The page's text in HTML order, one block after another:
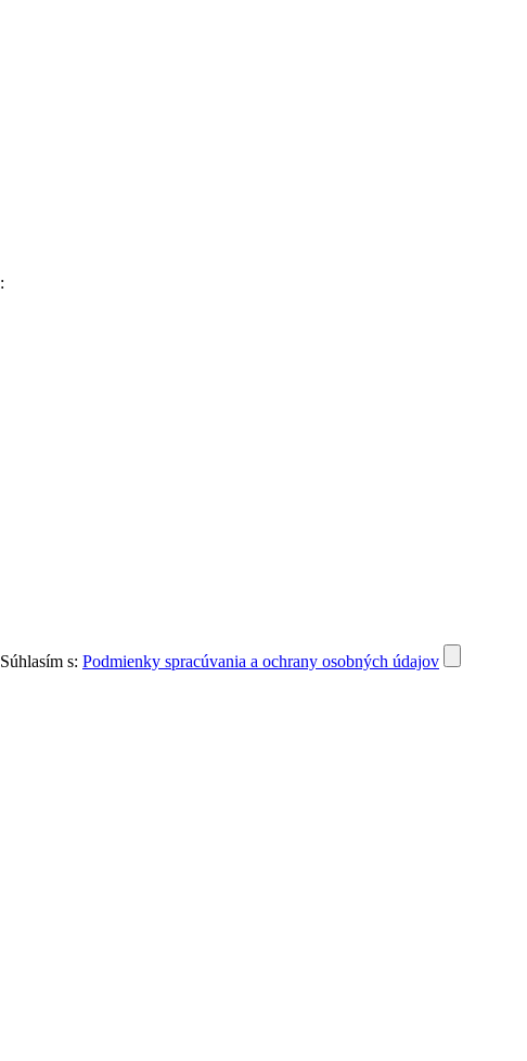
:
Súhlasím s: Podmienky spracúvania a ochrany osobných údajov